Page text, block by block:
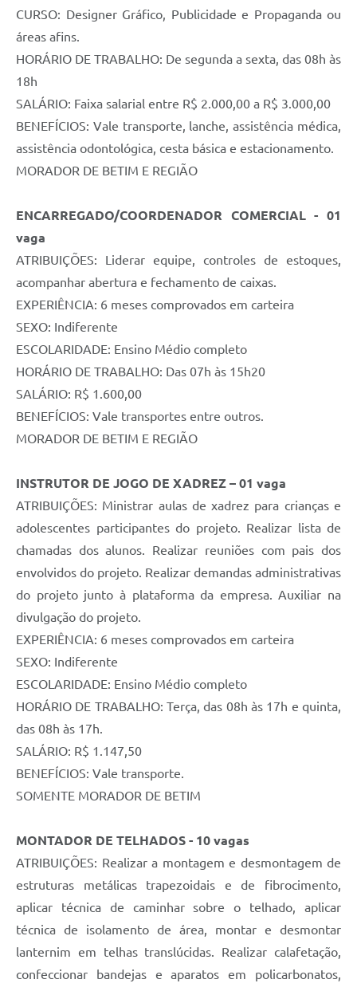
CURSO: Designer Gráfico, Publicidade e Propaganda ou
áreas afins.
HORÁRIO DE TRABALHO: De segunda a sexta, das 08h às
18h
SALÁRIO: Faixa salarial entre R$ 2.000,00 a R$ 3.000,00
BENEFÍCIOS: Vale transporte, lanche, assistência médica,
assistência odontológica, cesta básica e estacionamento.
MORADOR DE BETIM E REGIÃO
ENCARREGADO/COORDENADOR COMERCIAL - 01
vaga
ATRIBUIÇÕES: Liderar equipe, controles de estoques,
acompanhar abertura e fechamento de caixas.
EXPERIÊNCIA: 6 meses comprovados em carteira
SEXO: Indiferente
ESCOLARIDADE: Ensino Médio completo
HORÁRIO DE TRABALHO: Das 07h às 15h20
SALÁRIO: R$ 1.600,00
BENEFÍCIOS: Vale transportes entre outros.
MORADOR DE BETIM E REGIÃO
INSTRUTOR DE JOGO DE XADREZ – 01 vaga
ATRIBUIÇÕES: Ministrar aulas de xadrez para crianças e
adolescentes participantes do projeto. Realizar lista de
chamadas dos alunos. Realizar reuniões com pais dos
envolvidos do projeto. Realizar demandas administrativas
do projeto junto à plataforma da empresa. Auxiliar na
divulgação do projeto.
EXPERIÊNCIA: 6 meses comprovados em carteira
SEXO: Indiferente
ESCOLARIDADE: Ensino Médio completo
HORÁRIO DE TRABALHO: Terça, das 08h às 17h e quinta,
das 08h às 17h.
SALÁRIO: R$ 1.147,50
BENEFÍCIOS: Vale transporte.
SOMENTE MORADOR DE BETIM
MONTADOR DE TELHADOS - 10 vagas
ATRIBUIÇÕES: Realizar a montagem e desmontagem de
estruturas metálicas trapezoidais e de fibrocimento,
aplicar técnica de caminhar sobre o telhado, aplicar
técnica de isolamento de área, montar e desmontar
lanternim em telhas translúcidas. Realizar calafetação,
confeccionar bandejas e aparatos em policarbonatos,